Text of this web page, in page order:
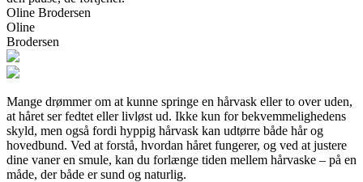
Oline Brodersen
Oline
Brodersen
Mange drømmer om at kunne springe en hårvask eller to over uden,
at håret ser fedtet eller livløst ud. Ikke kun for bekvemmelighedens
skyld, men også fordi hyppig hårvask kan udtørre både hår og
hovedbund. Ved at forstå, hvordan håret fungerer, og ved at justere
dine vaner en smule, kan du forlænge tiden mellem hårvaske – på en
måde, der både er sund og naturlig.